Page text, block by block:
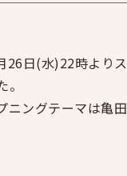
26日(水)22時より
ニングテーマは亀